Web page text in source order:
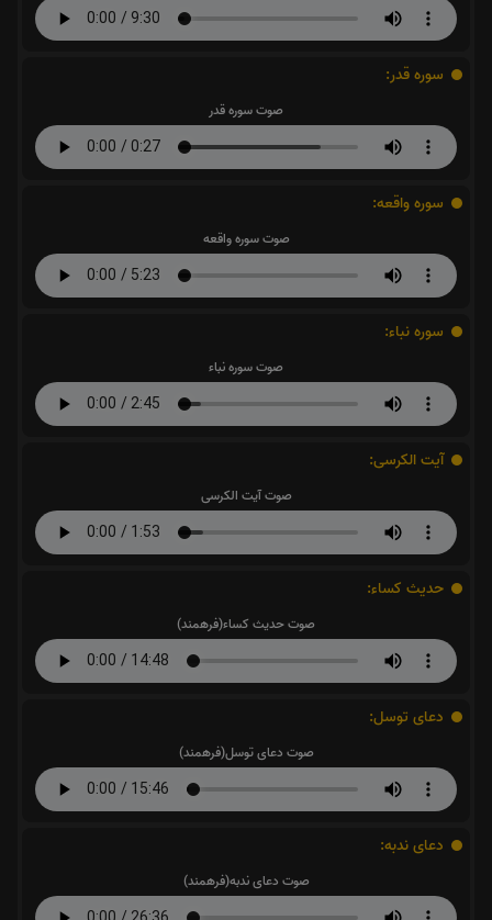
سوره قدر:
صوت سوره قدر
سوره واقعه:
صوت سوره واقعه
سوره نباء:
صوت سوره نباء
آیت الکرسی:
صوت آیت الکرسی
حدیث کساء:
صوت حدیث کساء(فرهمند)
دعای توسل:
صوت دعای توسل(فرهمند)
دعای ندبه:
صوت دعای ندبه(فرهمند)